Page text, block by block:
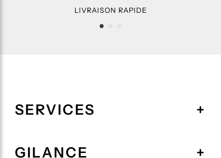
LIVRAISON RAPIDE
SERVICES
GILANCE